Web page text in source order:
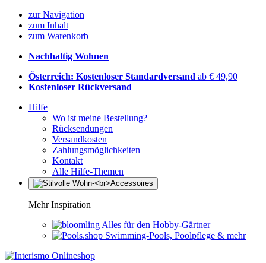
zur Navigation
zum Inhalt
zum Warenkorb
Nachhaltig Wohnen
Österreich: Kostenloser Standardversand ab € 49,90
Kostenloser Rückversand
Hilfe
Wo ist meine Bestellung?
Rücksendungen
Versandkosten
Zahlungsmöglichkeiten
Kontakt
Alle Hilfe-Themen
Mehr Inspiration
Alles für den Hobby-Gärtner
Swimming-Pools, Poolpflege & mehr